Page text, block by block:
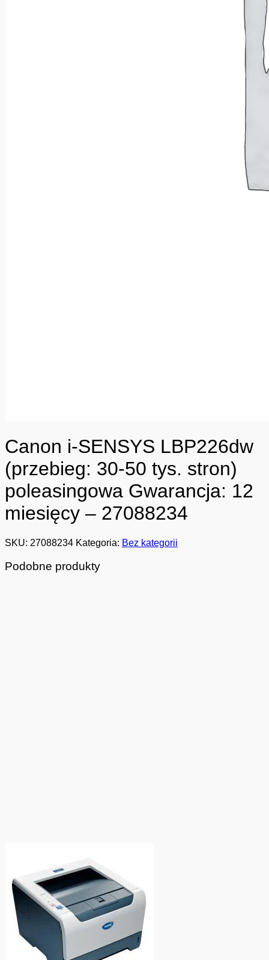
Canon i-SENSYS LBP226dw
(przebieg: 30-50 tys. stron)
poleasingowa Gwarancja: 12
miesięcy – 27088234
SKU: 27088234 Kategoria: Bez kategorii
Podobne produkty